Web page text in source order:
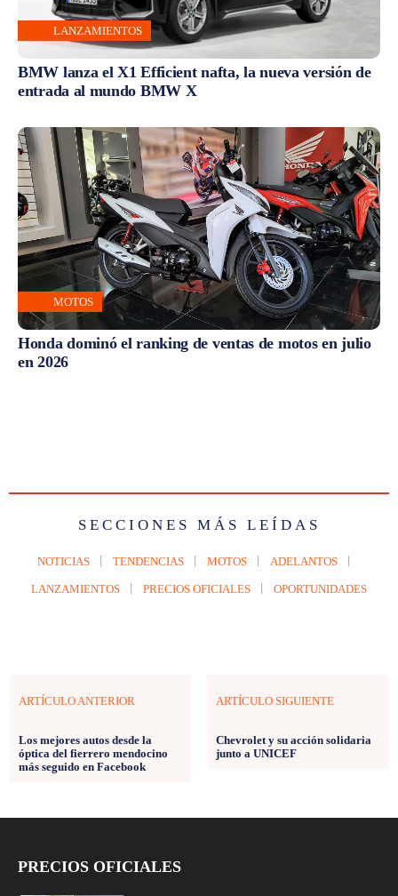
LANZAMIENTOS
BMW lanza el X1 Efficient nafta, la nueva versión de
entrada al mundo BMW X
MOTOS
Honda dominó el ranking de ventas de motos en julio
en 2026
SECCIONES MÁS LEÍDAS
NOTICIAS TENDENCIAS MOTOS ADELANTOS
LANZAMIENTOS PRECIOS OFICIALES OPORTUNIDADES
ARTÍCULO ANTERIOR
Los mejores autos desde la
óptica del fierrero mendocino
más seguido en Facebook
ARTÍCULO SIGUIENTE
Chevrolet y su acción solidaria
junto a UNICEF
PRECIOS OFICIALES